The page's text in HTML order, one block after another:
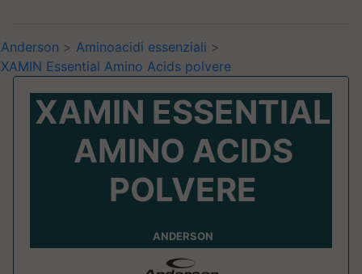
Anderson > Aminoacidi essenziali >
XAMIN Essential Amino Acids polvere
XAMIN ESSENTIAL
AMINO ACIDS
POLVERE
ANDERSON